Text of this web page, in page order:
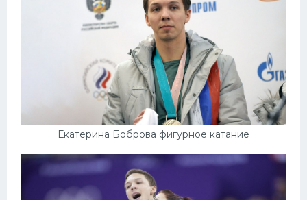
Екатерина Боброва фигурное катание